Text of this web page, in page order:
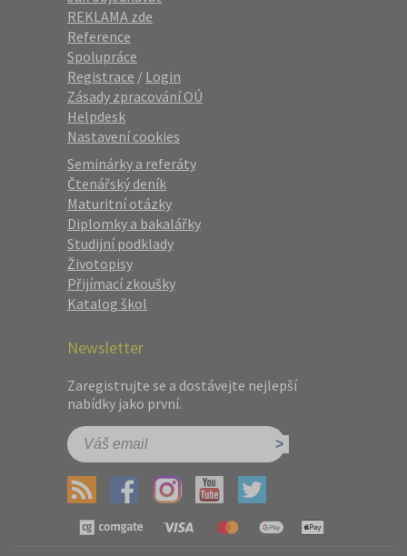
REKLAMA zde
Reference
Spolupráce
Registrace / Login
Zásady zpracování OÚ
Helpdesk
Nastavení cookies
Seminárky a referáty
Čtenářský deník
Maturitní otázky
Diplomky a bakalářky
Studijní podklady
Životopisy
Přijímací zkoušky
Katalog škol
Newsletter
Zaregistrujte se a dostávejte nejlepší
nabídky jako první.